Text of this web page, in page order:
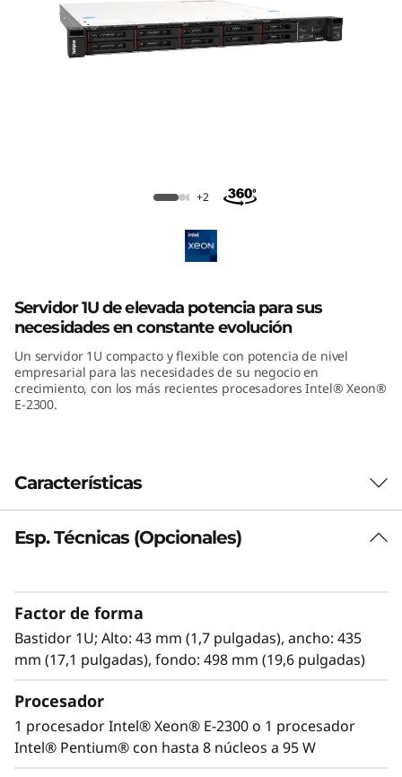
V
2
ThinkSystem SR250 V2 Rack Server
+2
Servidor 1U de elevada potencia para sus
necesidades en constante evolución
Un servidor 1U compacto y flexible con potencia de nivel
empresarial para las necesidades de su negocio en
crecimiento, con los más recientes procesadores Intel® Xeon®
E-2300.
Características
Elevada fiabilidad y seguridad
rendimiento. Este servidor en bastidor con un
solo procesador y en formato compacto 1U
está diseñado para empresas en expansión o
Con un aumento del rendimiento de hasta un
17% en comparación con generaciones
Esp. Técnicas (Opcionales)
Factor de forma
Bastidor 1U; Alto: 43 mm (1,7 pulgadas), ancho: 435
mm (17,1 pulgadas), fondo: 498 mm (19,6 pulgadas)
Procesador
1 procesador Intel® Xeon® E-2300 o 1 procesador
Intel® Pentium® con hasta 8 núcleos a 95 W